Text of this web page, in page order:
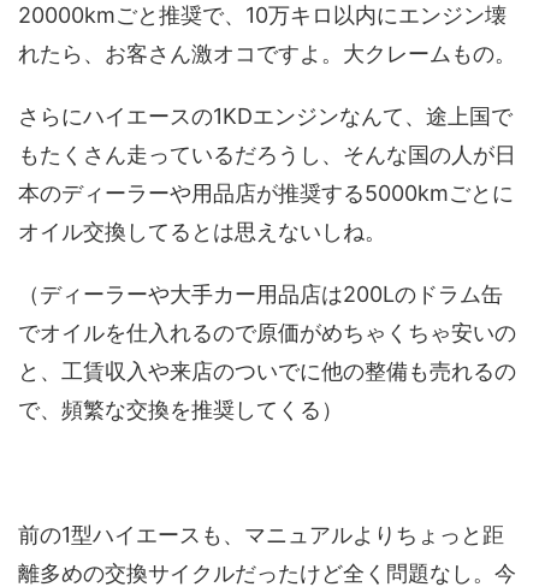
20000kmごと推奨で、10万キロ以内にエンジン壊
れたら、お客さん激オコですよ。大クレームもの。
さらにハイエースの1KDエンジンなんて、途上国で
もたくさん走っているだろうし、そんな国の人が日
本のディーラーや用品店が推奨する5000kmごとに
オイル交換してるとは思えないしね。
（ディーラーや大手カー用品店は200Lのドラム缶
でオイルを仕入れるので原価がめちゃくちゃ安いの
と、工賃収入や来店のついでに他の整備も売れるの
で、頻繁な交換を推奨してくる）
前の1型ハイエースも、マニュアルよりちょっと距
離多めの交換サイクルだったけど全く問題なし。今